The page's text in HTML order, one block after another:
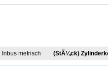
Inbus metrisch (StÃ¼ck)